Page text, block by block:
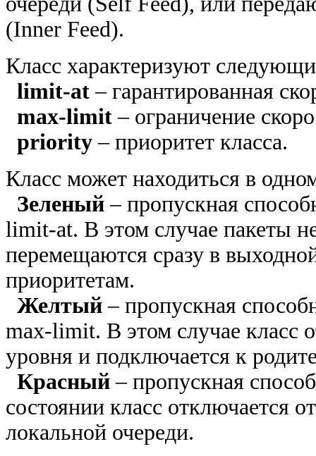
(Inner Feed).
Класс характеризуют
limit-at – гарантированная
max-limit – ограничение
priority – приоритет класса.
Класс может находиться в
Зеленый – пропускная
limit-at. В этом случае пакеты
перемещаются сразу в
приоритетам.
Желтый – пропускная
max-limit. В этом случае класс
уровня и подключается к
Красный – пропускная
состоянии класс отключается
локальной очереди.